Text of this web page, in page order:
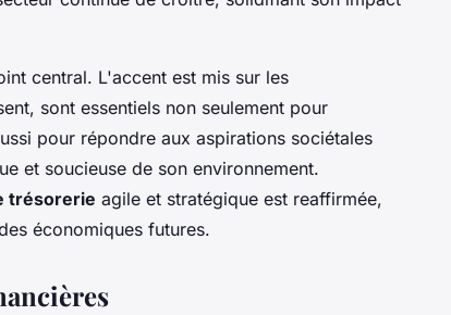
central. L'accent est mis sur les
sont essentiels non seulement pour
pour répondre aux aspirations sociétales
et soucieuse de son environnement.
trésorerie agile et stratégique est reaffirmée,
économiques futures.